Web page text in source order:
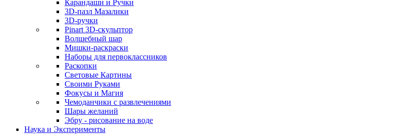
Карандаши и Ручки
3D-пазл Мазалики
3D-ручки
Pinart 3D-скульптор
Волшебный шар
Мишки-раскраски
Наборы для первоклассников
Раскопки
Световые Картины
Своими Руками
Фокусы и Магия
Чемоданчики с развлечениями
Шары желаний
Эбру - рисование на воде
Наука и Эксперименты